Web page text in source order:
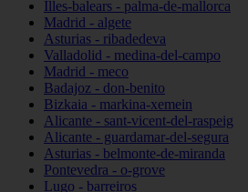
Illes-balears - palma-de-mallorca
Madrid - algete
Asturias - ribadedeva
Valladolid - medina-del-campo
Madrid - meco
Badajoz - don-benito
Bizkaia - markina-xemein
Alicante - sant-vicent-del-raspeig
Alicante - guardamar-del-segura
Asturias - belmonte-de-miranda
Pontevedra - o-grove
Lugo - barreiros